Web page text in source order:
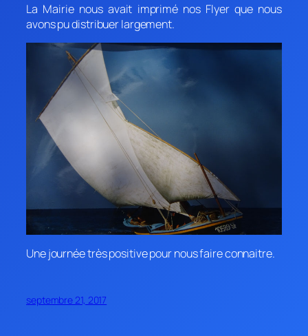
La Mairie nous avait imprimé nos Flyer que nous
avons pu distribuer largement.
Une journée très positive pour nous faire connaitre.
septembre 21, 2017